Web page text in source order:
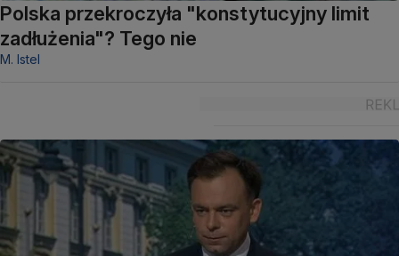
Polska przekroczyła "konstytucyjny limit
zadłużenia"? Tego nie
M. Istel